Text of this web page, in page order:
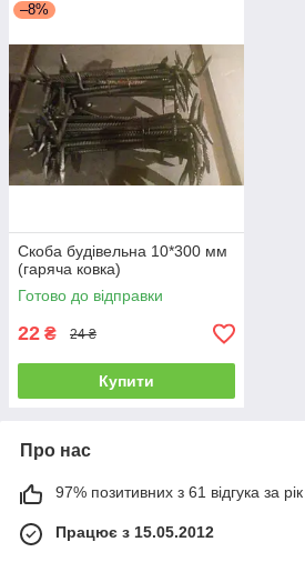
–8%
Скоба будівельна 10*300 мм
(гаряча ковка)
Готово до відправки
22 ₴ 24 ₴
Купити
Про нас
97% позитивних з 61 відгука за рік
Працює з 15.05.2012